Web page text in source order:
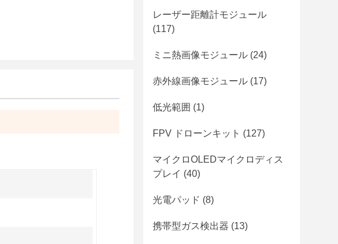
レーザー距離計モジュール
(117)
ミニ熱画像モジュール (24)
赤外線画像モジュール (17)
低光範囲 (1)
FPV ドローンキット (127)
マイクロOLEDマイクロディス
プレイ (40)
光電パッド (8)
携帯型ガス検出器 (13)